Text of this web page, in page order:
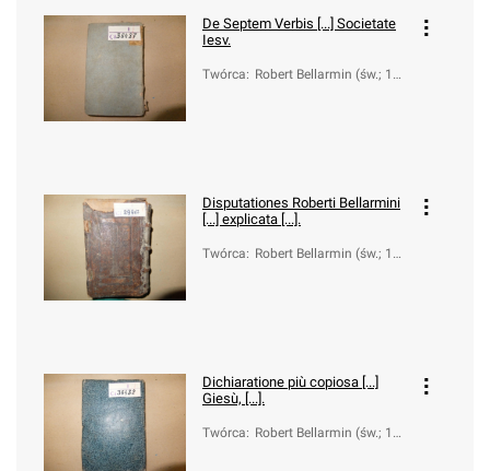
De Septem Verbis [...] Societate
Iesv.
Twórca: Robert Bellarmin (św.; 154
Disputationes Roberti Bellarmini
[...] explicata [...].
Twórca: Robert Bellarmin (św.; 154
Dichiaratione più copiosa [...]
Giesù, [...].
Twórca: Robert Bellarmin (św.; 154